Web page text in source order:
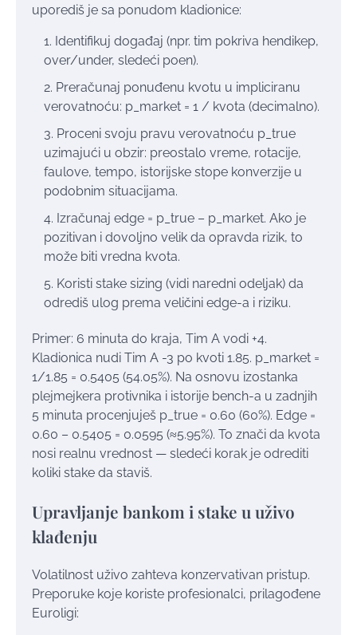
uporediš je sa ponudom kladionice:
Identifikuj događaj (npr. tim pokriva hendikep,
over/under, sledeći poen).
Preračunaj ponuđenu kvotu u impliciranu
verovatnoću: p_market = 1 / kvota (decimalno).
Proceni svoju pravu verovatnoću p_true
uzimajući u obzir: preostalo vreme, rotacije,
faulove, tempo, istorijske stope konverzije u
podobnim situacijama.
Izračunaj edge = p_true – p_market. Ako je
pozitivan i dovoljno velik da opravda rizik, to
može biti vredna kvota.
Koristi stake sizing (vidi naredni odeljak) da
odrediš ulog prema veličini edge-a i riziku.
Primer: 6 minuta do kraja, Tim A vodi +4.
Kladionica nudi Tim A -3 po kvoti 1.85. p_market =
1/1.85 = 0.5405 (54.05%). Na osnovu izostanka
plejmejkera protivnika i istorije bench-a u zadnjih
5 minuta procenjuješ p_true = 0.60 (60%). Edge =
0.60 – 0.5405 = 0.0595 (≈5.95%). To znači da kvota
nosi realnu vrednost — sledeći korak je odrediti
koliki stake da staviš.
Upravljanje bankom i stake u uživo
klađenju
Volatilnost uživo zahteva konzervativan pristup.
Preporuke koje koriste profesionalci, prilagođene
Euroligi: